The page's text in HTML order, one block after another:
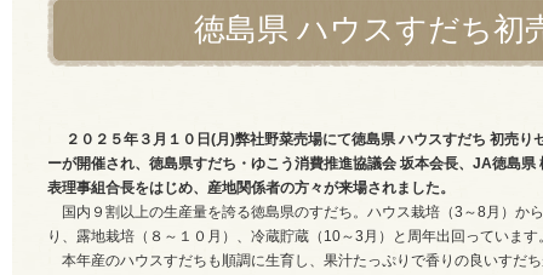
徳島県 ハウスすだち初
２０２５年３月１０日(月)弊社野菜売場にて徳島県 ハウスすだち 初売り
ーが開催され、徳島県すだち・ゆこう消費推進協議会 坂本会長、JA徳島県
表理事組合長をはじめ、産地関係者の方々が来場されました。
国内９割以上の生産量を誇る徳島県のすだち。 ハウス栽培（3～8月）か
り、露地栽培（８～１０月）、冷蔵貯蔵（10～3月）と周年出回っています
本年産のハウスすだちも順調に生育し、果汁たっぷりで香りの良いすだ